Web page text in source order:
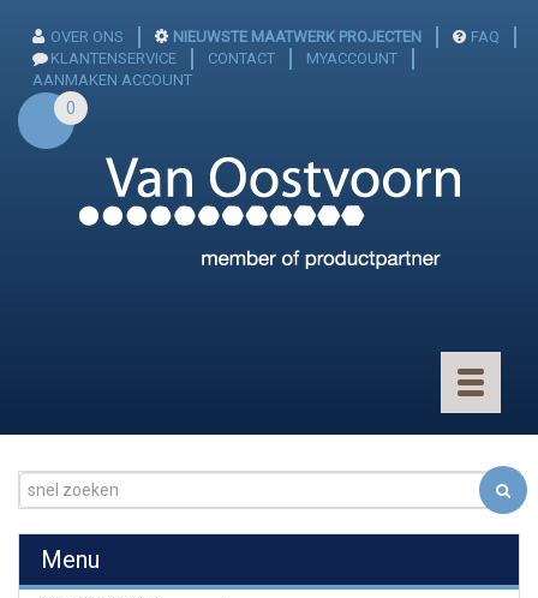
OVER ONS NIEUWSTE MAATWERK PROJECTEN
FAQ
KLANTENSERVICE
CONTACT
MYACCOUNT
AANMAKEN ACCOUNT
0
Toggle
Menu